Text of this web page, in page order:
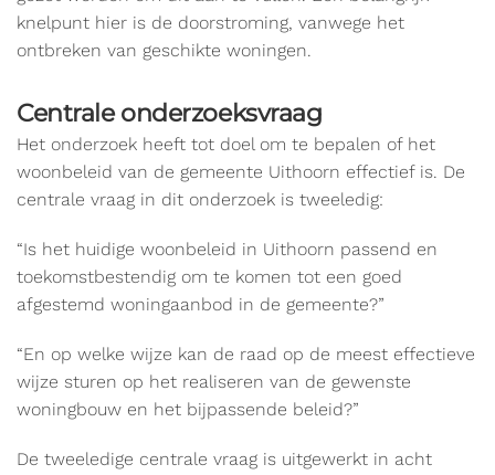
knelpunt hier is de doorstroming, vanwege het
ontbreken van geschikte woningen.
Centrale onderzoeksvraag
Het onderzoek heeft tot doel om te bepalen of het
woonbeleid van de gemeente Uithoorn effectief is. De
centrale vraag in dit onderzoek is tweeledig:
“Is het huidige woonbeleid in Uithoorn passend en
toekomstbestendig om te komen tot een goed
afgestemd woningaanbod in de gemeente?”
“En op welke wijze kan de raad op de meest effectieve
wijze sturen op het realiseren van de gewenste
woningbouw en het bijpassende beleid?”
De tweeledige centrale vraag is uitgewerkt in acht